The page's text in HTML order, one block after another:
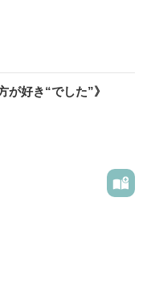
魔の封印を解いて
になった少年フォ
いく。
脱字など、あるでし
が好き“でした”》
す。